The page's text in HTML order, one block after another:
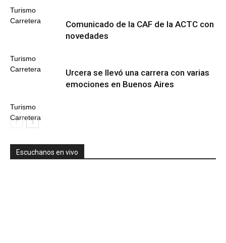
Turismo
Carretera
Turismo
Carretera
Comunicado de la CAF de la ACTC con
novedades
Turismo
Carretera
Urcera se llevó una carrera con varias
emociones en Buenos Aires
Escuchanos en vivo